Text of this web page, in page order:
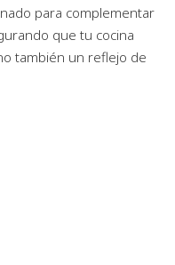
para complementar
que tu cocina
también un reflejo de